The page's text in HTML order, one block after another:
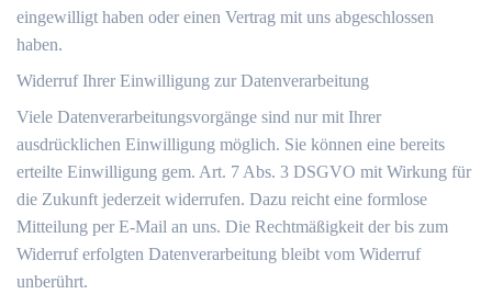
eingewilligt haben oder einen Vertrag mit uns abgeschlossen
haben.
Widerruf Ihrer Einwilligung zur Datenverarbeitung
Viele Datenverarbeitungsvorgänge sind nur mit Ihrer
ausdrücklichen Einwilligung möglich. Sie können eine bereits
erteilte Einwilligung gem. Art. 7 Abs. 3 DSGVO mit Wirkung für
die Zukunft jederzeit widerrufen. Dazu reicht eine formlose
Mitteilung per E-Mail an uns. Die Rechtmäßigkeit der bis zum
Widerruf erfolgten Datenverarbeitung bleibt vom Widerruf
unberührt.